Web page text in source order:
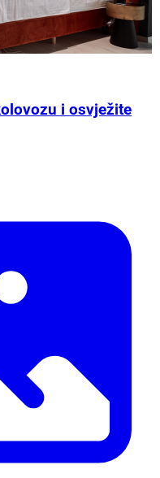
i osvježite